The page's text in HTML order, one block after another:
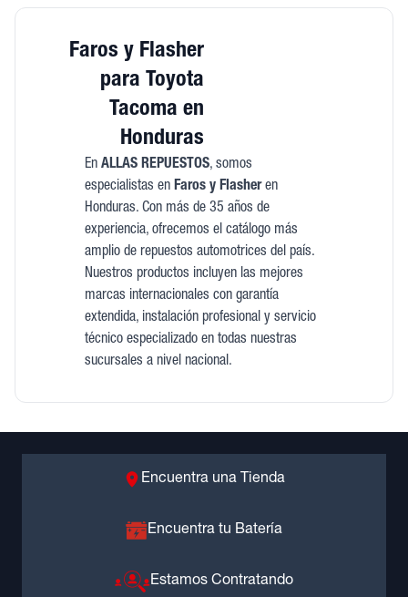
Faros y Flasher
para Toyota
Tacoma en
Honduras
En ALLAS REPUESTOS, somos
especialistas en Faros y Flasheren
Honduras. Con más de 35 años de
experiencia, ofrecemos el catálogo más
amplio de repuestos automotrices del país.
Nuestros productos incluyen las mejores
marcas internacionales con garantía
extendida, instalación profesional y servicio
técnico especializado en todas nuestras
sucursales a nivel nacional.
Encuentra una Tienda
Encuentra tu Batería
Estamos Contratando